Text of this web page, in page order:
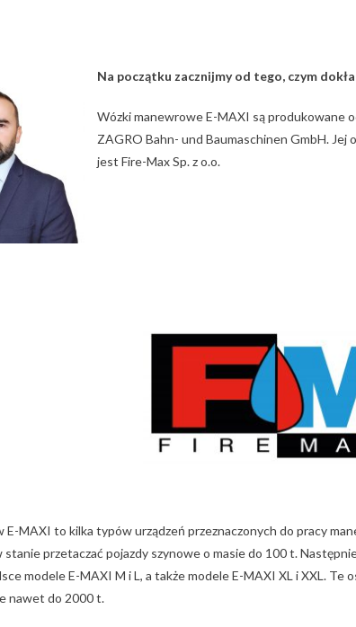
Na początku zacznijmy od tego, czym
Wózki manewrowe E-MAXI są produkowane
ZAGRO Bahn- und Baumaschinen GmbH.
jest Fire-Max Sp. z o.o.
E-MAXI to kilka typów urządzeń przeznaczonych do pracy
stanie przetaczać pojazdy szynowe o masie do 100 t.
modele E-MAXI M i L, a także modele E-MAXI XL i XXL. Te
nawet do 2000 t.